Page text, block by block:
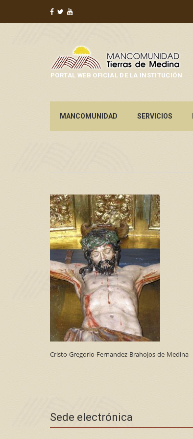
PORTAL WEB OFICIAL DE LA INSTITUCIÓN
MANCOMUNIDAD SERVICIOS
Cristo-Gregorio-Fernandez-Brahojos-de-Medina
Sede electrónica